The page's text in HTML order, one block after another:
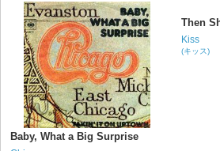
Baby, What a Big Surprise
Then
Kiss
(キッス)